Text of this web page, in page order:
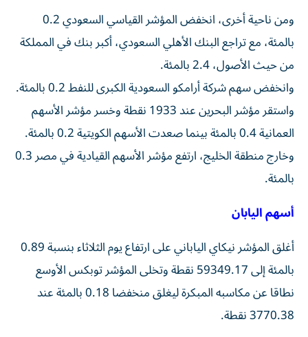
ومن ناحية أخرى، ⁠انخفض المؤشر القياسي السعودي 0.2
بالمئة، مع تراجع البنك الأهلي ‌السعودي، أكبر بنك في المملكة
من حيث الأصول، 2.4 بالمئة.
وانخفض سهم شركة أرامكو السعودية الكبرى للنفط 0.2 بالمئة.
واستقر مؤشر البحرين ​عند 1933 نقطة وخسر مؤشر الأسهم
العمانية 0.4 بالمئة بينما صعدت الأسهم الكويتية 0.2 بالمئة.
وخارج منطقة الخليج، ارتفع مؤشر الأسهم القيادية ⁠في مصر 0.3
بالمئة.
أسهم اليابان
أغلق المؤشر نيكاي الياباني على ارتفاع يوم الثلاثاء بنسبة 0.89
بالمئة إلى 59349.17 نقطة وتخلى المؤشر توبكس الأوسع
نطاقا عن مكاسبه المبكرة ليغلق منخفضا 0.18 بالمئة ‌عند
3770.38 نقطة.